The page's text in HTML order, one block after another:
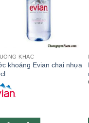
KHÁC
khoáng Evian chai nhựa